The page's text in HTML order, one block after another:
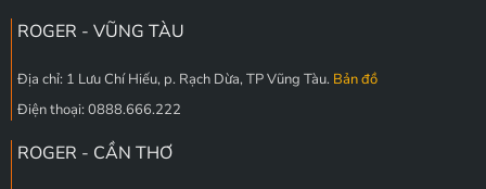
ROGER - VŨNG TÀU
Địa chỉ: 1 Lưu Chí Hiếu, p. Rạch Dừa, TP Vũng Tàu. Bản đồ
Điện thoại: 0888.666.222
ROGER - CẦN THƠ